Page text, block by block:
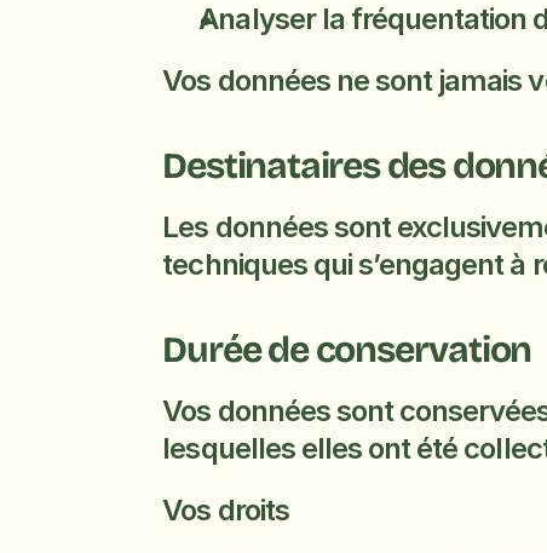
Analyser la fréquentation
Vos données ne sont jamais
Destinataires des
Les données sont
techniques qui s’engagent à
Durée de conservation
Vos données sont
lesquelles elles ont été
Vos droits